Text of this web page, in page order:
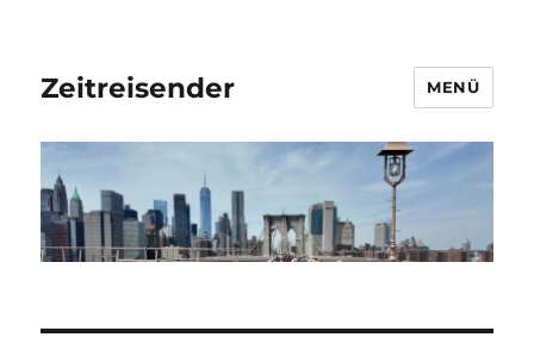
Zeitreisender MENÜ